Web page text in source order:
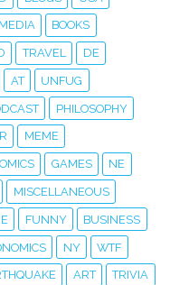
MEDIA BOOKS
TRAVEL DE
AT UNFUG
PHILOSOPHY
MEME
GAMES NE
MISCELLANEOUS
FUNNY BUSINESS
NY WTF
ART TRIVIA